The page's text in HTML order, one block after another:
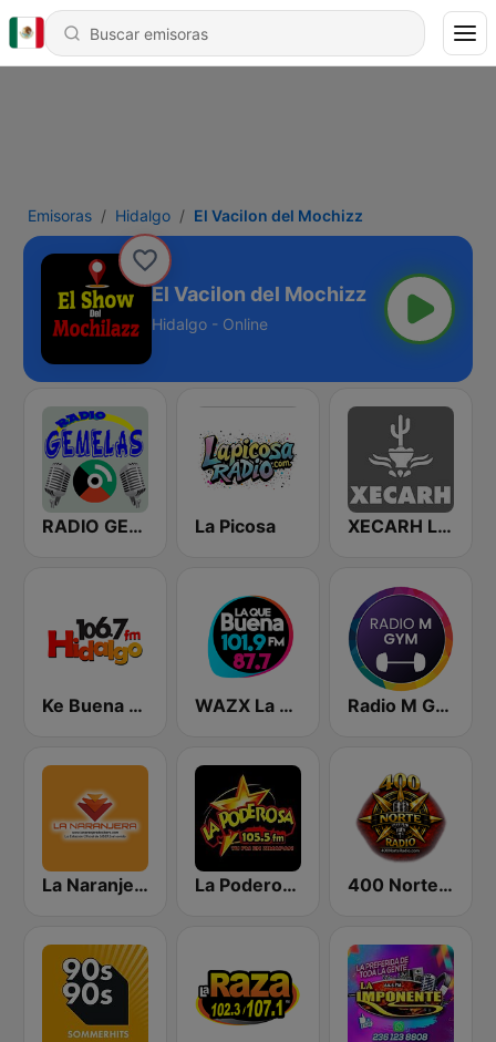
Emisoras Hidalgo El Vacilon del Mochizz
El Vacilon del Mochizz
Hidalgo - Online
RADIO GEMELAS La Picosa XECARH La Voz del Pueblo Hñahñu
Ke Buena 106.7 FM WAZX La Que Buena 101.9 y 87.7 Radio M GYM
La Naranjera de Sibers La Poderosa Zimapán 400 Norte Radio